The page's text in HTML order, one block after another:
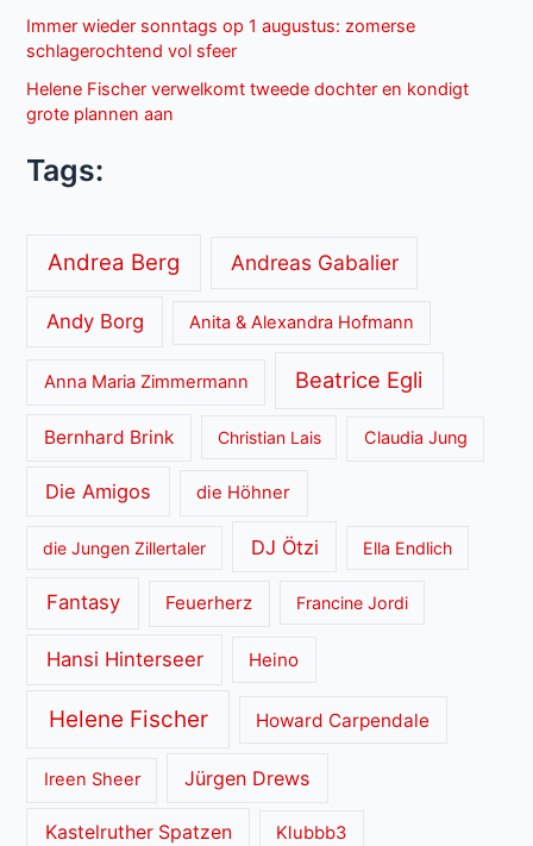
Immer wieder sonntags op 1 augustus: zomerse
schlagerochtend vol sfeer
Helene Fischer verwelkomt tweede dochter en kondigt
grote plannen aan
Tags:
Andrea Berg Andreas Gabalier
Andy Borg Anita & Alexandra Hofmann
Anna Maria Zimmermann Beatrice Egli
Bernhard Brink Christian Lais Claudia Jung
Die Amigos die Höhner
die Jungen Zillertaler DJ Ötzi Ella Endlich
Fantasy Feuerherz Francine Jordi
Hansi Hinterseer Heino
Helene Fischer Howard Carpendale
Ireen Sheer Jürgen Drews
Kastelruther Spatzen Klubbb3